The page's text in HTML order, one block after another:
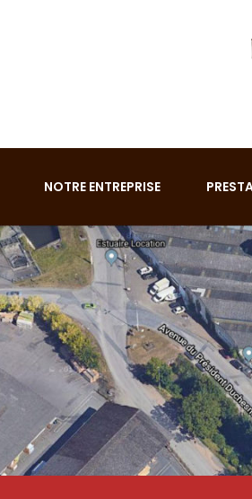
NOTRE ENTREPRISE